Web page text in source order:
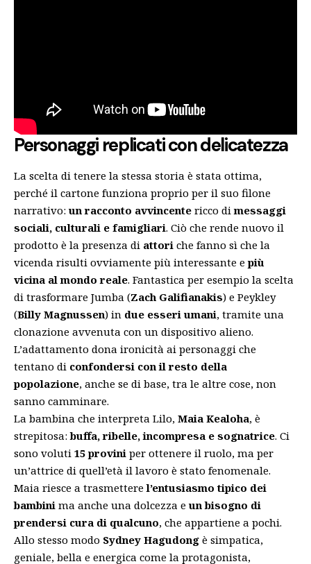
Personaggi replicati con delicatezza
La scelta di tenere la stessa storia è stata ottima,
perché il cartone funziona proprio per il suo filone
narrativo: un racconto avvincente ricco dimessaggi
sociali, culturali e famigliari. Ciò che rende nuovo il
prodotto è la presenza di attori che fanno sì che la
vicenda risulti ovviamente più interessante epiù
vicina al mondo reale. Fantastica per esempio la scelta
di trasformare Jumba (Zach Galifianakis) e Peykley
(Billy Magnussen) in due esseri umani, tramite una
clonazione avvenuta con un dispositivo alieno.
L’adattamento dona ironicità ai personaggi che
tentano di confondersi con il resto della
popolazione, anche se di base, tra le altre cose, non
sanno camminare.
La bambina che interpreta Lilo, Maia Kealoha, è
strepitosa:buffa, ribelle, incompresa e sognatrice. Ci
sono voluti 15 provini per ottenere il ruolo, ma per
un’attrice di quell’età il lavoro è stato fenomenale.
Maia riesce a trasmetterel’entusiasmo tipico dei
bambini ma anche una dolcezza e un bisogno di
prendersi cura di qualcuno, che appartiene a pochi.
Allo stesso modo Sydney Hagudong è simpatica,
geniale, bella e energica come la protagonista,